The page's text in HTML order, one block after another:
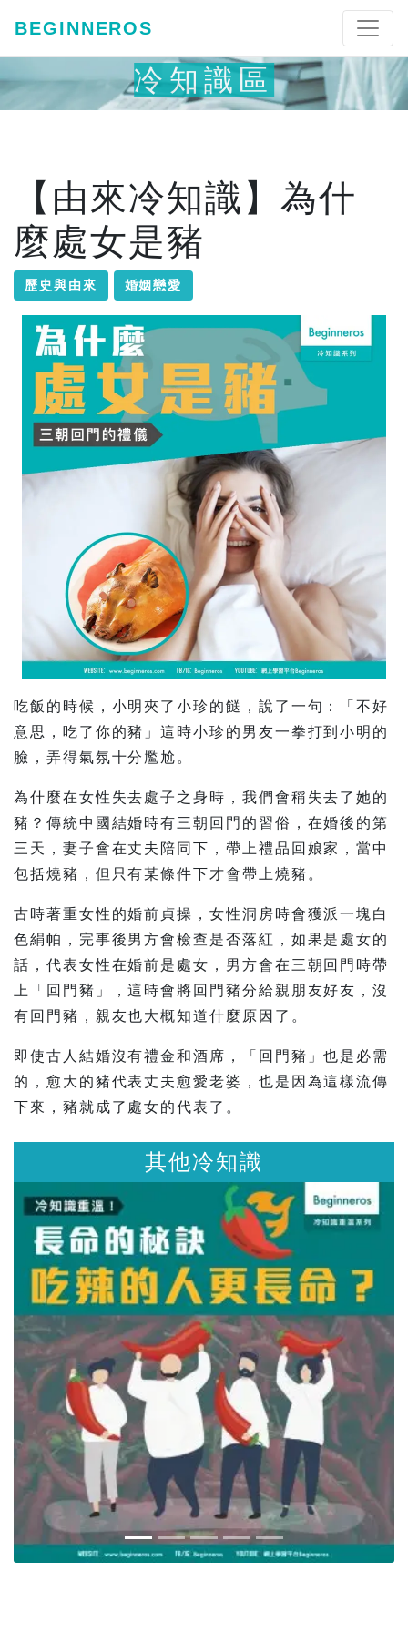
BEGINNEROS
冷知識區
【由來冷知識】為什
麼處女是豬
歷史與由來 婚姻戀愛
吃飯的時候，小明夾了小珍的餸，說了一句：「不好
意思，吃了你的豬」這時小珍的男友一拳打到小明的
臉，弄得氣氛十分尷尬。
為什麼在女性失去處子之身時，我們會稱失去了她的
豬？傳統中國結婚時有三朝回門的習俗，在婚後的第
三天，妻子會在丈夫陪同下，帶上禮品回娘家，當中
包括燒豬，但只有某條件下才會帶上燒豬。
古時著重女性的婚前貞操，女性洞房時會獲派一塊白
色絹帕，完事後男方會檢查是否落紅，如果是處女的
話，代表女性在婚前是處女，男方會在三朝回門時帶
上「回門豬」，這時會將回門豬分給親朋友好友，沒
有回門豬，親友也大概知道什麼原因了。
即使古人結婚沒有禮金和酒席，「回門豬」也是必需
的，愈大的豬代表丈夫愈愛老婆，也是因為這樣流傳
下來，豬就成了處女的代表了。
其他冷知識